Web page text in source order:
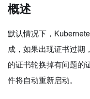
概述
默认情况下，
成，如果出现证书过期
的证书轮换掉有问题的
件将自动重新启动。